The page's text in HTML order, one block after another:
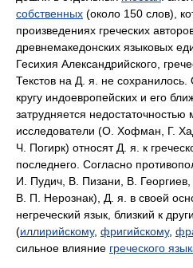
собственных (около 150 слов),
произведениях греческих
древнемакедонских языковых
Гесихия Александрийского,
Текстов на Д. я. не
кругу индоевропейских и его
затрудняется
исследователи (О. Хофман, Г.
Ч. Погирк) относят Д. я. к
последнего. Согласно
И. Пудич, В. Пизани, В.
В. П. Нерознак), Д. я. в своей
негреческий язык, близкий к
(иллирийскому, фригийскому,
сильное влияние греческого